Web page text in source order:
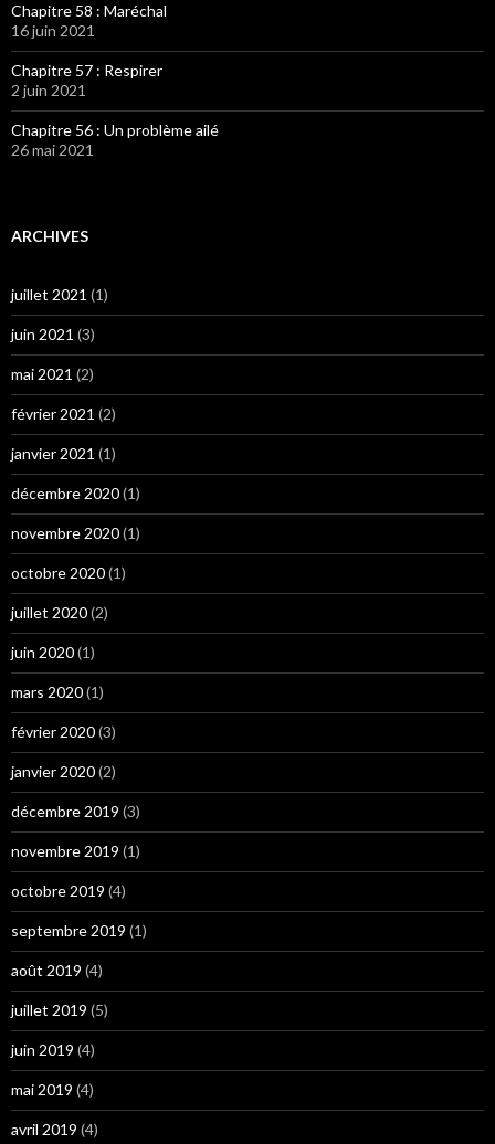
Chapitre 58 : Maréchal
16 juin 2021
Chapitre 57 : Respirer
2 juin 2021
Chapitre 56 : Un problème ailé
26 mai 2021
ARCHIVES
juillet 2021 (1)
juin 2021 (3)
mai 2021 (2)
février 2021 (2)
janvier 2021 (1)
décembre 2020(1)
novembre 2020(1)
octobre 2020(1)
juillet 2020(2)
juin 2020(1)
mars 2020(1)
février 2020(3)
janvier 2020(2)
décembre 2019 (3)
novembre 2019 (1)
octobre 2019 (4)
septembre 2019 (1)
août 2019 (4)
juillet 2019 (5)
juin 2019 (4)
mai 2019 (4)
avril 2019 (4)